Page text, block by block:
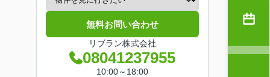
無料お問い合わせ
リブラン株式会社
08041237955
10:00～18:00